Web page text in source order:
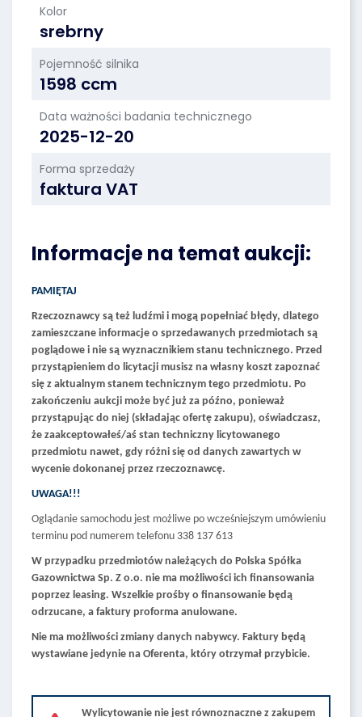
Kolor
srebrny
Pojemność silnika
1598 ccm
Data ważności badania technicznego
2025-12-20
Forma sprzedaży
faktura VAT
Informacje na temat aukcji:
PAMIĘTAJ
Rzeczoznawcy są też ludźmi i mogą popełniać błędy, dlatego
zamieszczane informacje o sprzedawanych przedmiotach są
poglądowe i nie są wyznacznikiem stanu technicznego. Przed
przystąpieniem do licytacji musisz na własny koszt zapoznać
się z aktualnym stanem technicznym tego przedmiotu. Po
zakończeniu aukcji może być już za późno, ponieważ
przystąpując do niej (składając ofertę zakupu), oświadczasz,
że zaakceptowałeś/aś stan techniczny licytowanego
przedmiotu nawet, gdy różni się od danych zawartych w
wycenie dokonanej przez rzeczoznawcę.
UWAGA!!!
Oglądanie samochodu jest możliwe po wcześniejszym umówieniu
terminu pod numerem telefonu 338 137 613
W przypadku przedmiotów należących do Polska Spółka
Gazownictwa Sp. Z o.o. nie ma możliwości ich finansowania
poprzez leasing. Wszelkie prośby o finansowanie będą
odrzucane, a faktury proforma anulowane.
Nie ma możliwości zmiany danych nabywcy. Faktury będą
wystawiane jedynie na Oferenta, który otrzymał przybicie.
Wylicytowanie nie jest równoznaczne z zakupem